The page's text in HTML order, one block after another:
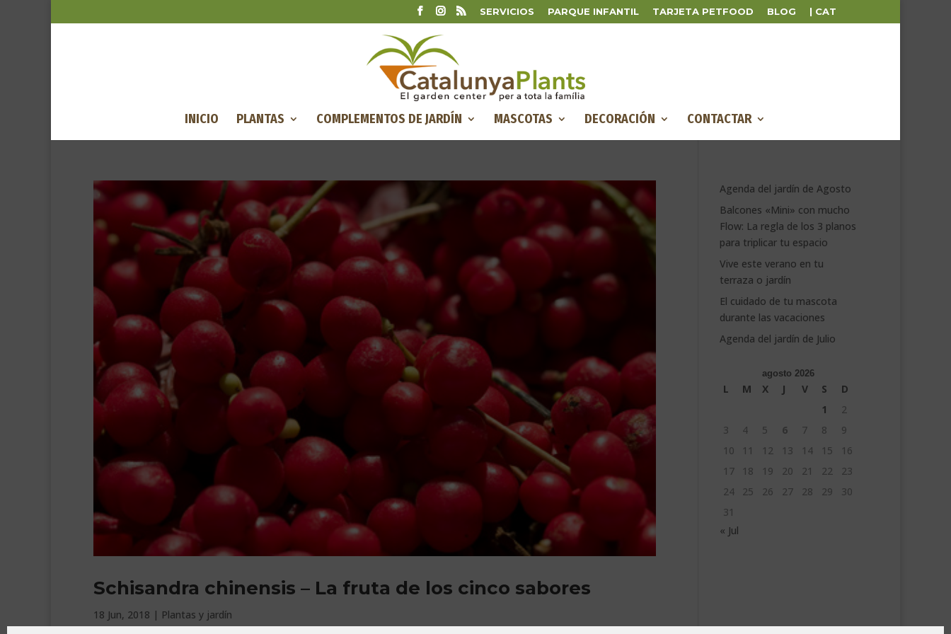
SERVICIOS PARQUE INFANTIL TARJETA PETFOOD BLOG | CAT
INICIO PLANTAS COMPLEMENTOS DE JARDÍN MASCOTAS DECORACIÓN CONTACTAR
Schisandra chinensis – La fruta de los cinco sabores
18 Jun, 2018 | Plantas y jardín
Agenda del jardín de Agosto
Balcones «Mini» con mucho
Flow: La regla de los 3 planos
para triplicar tu espacio
Vive este verano en tu
terraza o jardín
El cuidado de tu mascota
durante las vacaciones
Agenda del jardín de Julio
agosto 2026
L M X J V S
D
1
2
3
4 5 6 7 8
9
10
11 12 13 14 15
16
17
18 19 20 21 22
23
24
25 26 27 28 29
30
31
« Jul